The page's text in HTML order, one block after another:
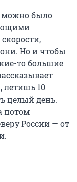
можно было
они. Но и чтобы
то большие
летишь 10
целый день.
потом
России — от